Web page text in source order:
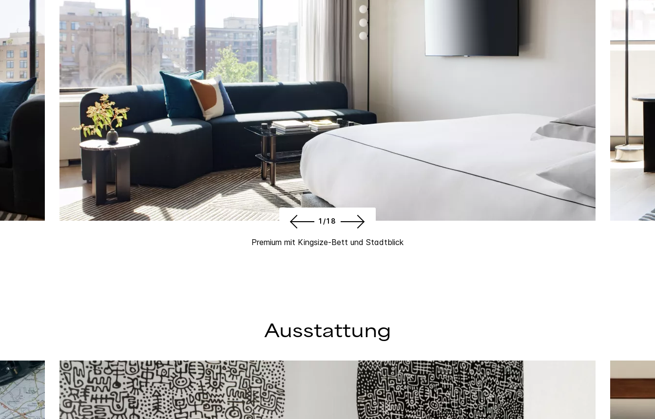
Premium mit Kingsize-Bett und Stadtblick
1/18
Ausstattung